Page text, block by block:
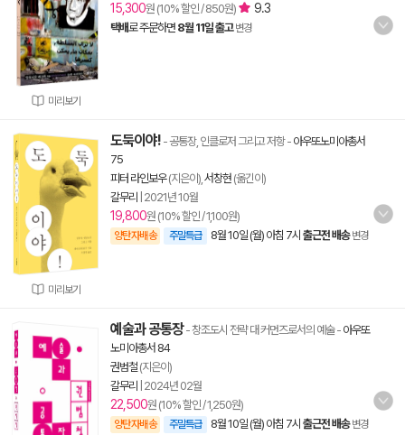
미리보기
15,300원 (10% 할인 / 850원) 9.3
택배로 주문하면 8월 11일 출고 변경
미리보기
도둑이야! - 공통장, 인클로저 그리고 저항- 아우또노미아총서
75
피터 라인보우(지은이), 서창현 (옮긴이)
갈무리
2021년 10월
19,800원 (10% 할인 / 1,100원)
양탄자배송 주말특급 8월 10일 (월) 아침 7시 출근전 배송 변경
예술과 공통장- 창조도시 전략 대 커먼즈로서의 예술- 아우또
노미아총서 84
권범철 (지은이)
갈무리
2024년 02월
22,500원 (10% 할인 / 1,250원)
양탄자배송 주말특급 8월 10일 (월) 아침 7시 출근전 배송 변경